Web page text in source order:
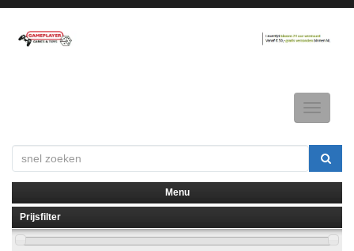
Toggle
▼
Menu
Prijsfilter